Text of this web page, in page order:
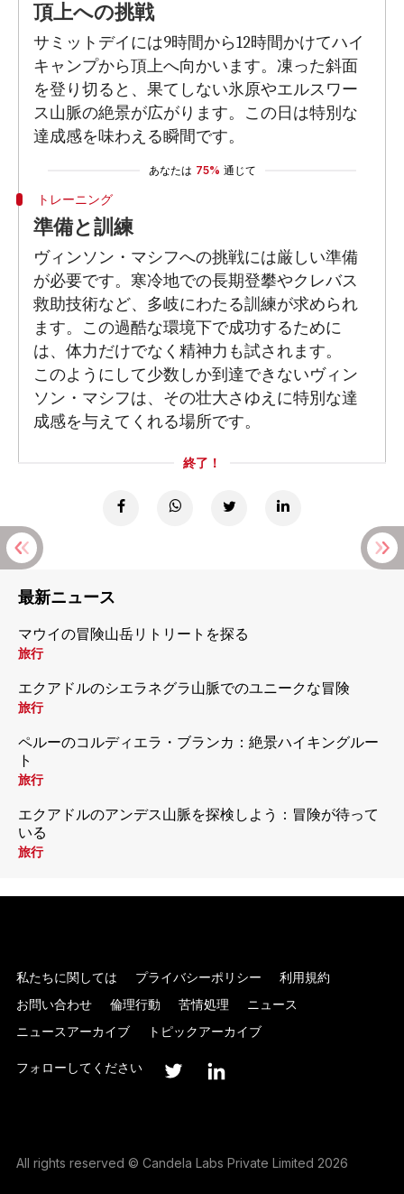
頂上への挑戦
サミットデイには9時間から12時間かけてハイ
キャンプから頂上へ向かいます。凍った斜面
を登り切ると、果てしない氷原やエルスワー
ス山脈の絶景が広がります。この日は特別な
達成感を味わえる瞬間です。
あなたは 75% 通じて
トレーニング
準備と訓練
ヴィンソン・マシフへの挑戦には厳しい準備
が必要です。寒冷地での長期登攀やクレバス
救助技術など、多岐にわたる訓練が求められ
ます。この過酷な環境下で成功するために
は、体力だけでなく精神力も試されます。
このようにして少数しか到達できないヴィン
ソン・マシフは、その壮大さゆえに特別な達
成感を与えてくれる場所です。
終了！
最新ニュース
マウイの冒険山岳リトリートを探る
旅行
エクアドルのシエラネグラ山脈でのユニークな冒険
旅行
ペルーのコルディエラ・ブランカ：絶景ハイキングルー
ト
旅行
エクアドルのアンデス山脈を探検しよう：冒険が待って
いる
旅行
私たちに関しては プライバシーポリシー
利用規約
お問い合わせ
倫理行動 苦情処理
ニュース
ニュースアーカイブ
トピックアーカイブ
フォローしてください
All rights reserved © Candela Labs Private Limited 2026